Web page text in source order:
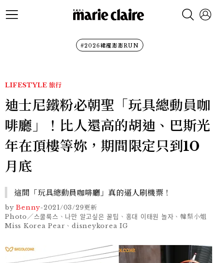
#2026裙襬澎澎RUN
LIFESTYLE 旅行
迪士尼鐵粉必朝聖「玩具總動員咖
啡廳」！比人還高的胡迪、巴斯光
年在頂樓等妳，期間限定只到10
月底
這間「玩具總動員咖啡廳」真的逼人刷機票！
by Benny-2021/03/29更新
Photo／스쿨룩스、나만 알고싶은 꿀팁、홍대 이태원 놀자、韓梨小姐
Miss Korea Pear、disneykorea IG